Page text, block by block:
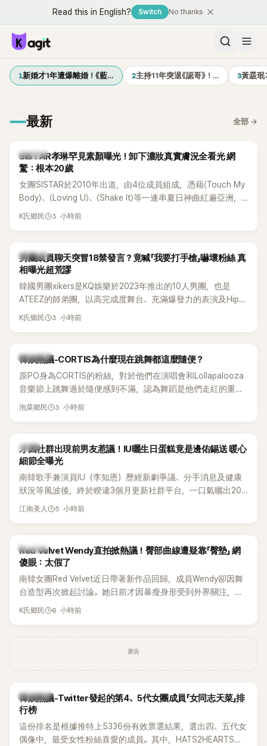
Read this in English? Switch No thanks
1新婚才1年遭爆離婚！《藍… 2主持11年突退《認哥》！… 3黃晸
最新 全部 →
K-POP
SISTAR孝琳罕見素顏曝光！卸下濃妝真實膚況全看光 網
驚：根本20歲
女團SISTAR於2010年出道，由4位成員組成，憑藉〈Touch My
Body〉、〈Loving U〉、〈Shake It〉等一連串夏日神曲紅遍亞洲，
獲封「夏日女王」。不過，團體在出道滿7年後宣布解散，成員各
不僅展現兩人多年不變的好交情，她幾乎素顏入鏡的真實模
樣，也意外掀起網友熱議。
K氏鄉民 3 小時前
K-POP
男團成員聊天突冒18禁發言？竟喊「我要打手槍」嚇壞粉絲 真
相曝光超荒謬
韓國男團xikers是KQ娛樂於2023年推出的10人男團，也是
ATEEZ的師弟團，以高完成度舞台、充滿爆發力的表演及Hip-
Hop風格聞名，出道後迅速累積大批海內外粉絲，近年也陸續
K氏鄉民 3 小時前
熱議討論
韓娛熱議-CORTIS為什麼現在跳舞都這麼隨便？
原PO身為CORTIS的粉絲，對於他們在演唱會和Lollapalooza
音樂節上跳舞過於隨便感到不滿，認為舞蹈是他們走紅的重要
原因，希望他們能更認真地表演。
泡菜鄉民 3 小時前
韓星
才因社群出現前男友惹議！IU曬生日蛋糕竟是邊佑錫送 暖心
細節全曝光
南韓歌手兼演員IU（李知恩）歷經新劇爭議、分手消息及健康
狀況等風波後，終於睽違3個月更新社群平台，一口氣曬出20
張近況照，讓大批粉絲又驚又喜。其中，一張生日蛋糕照意外
江南美人 5 小時前
K-POP
Red Velvet Wendy直拍掀熱議！臀部曲線遭疑靠「臀墊」 網
傻眼：太假了
南韓女團Red Velvet近日帶著新作品回歸，成員Wendy卻因舞
台造型再次掀起討論。她日前才因暴瘦身形受到外界關注，又
被質疑在舞台上使用臀墊，如今最新打歌舞台曝光後，再度因
K氏鄉民 6 小時前
廣告
熱議討論
韓娛熱議-Twitter發起的第4、5代女團成員「女同志天菜」排
行榜
這份排名是根據推特上5336份有效票選結果，選出四、五代女
偶像中，最受女性粉絲喜愛的成員。其中，HATS2HEARTS成